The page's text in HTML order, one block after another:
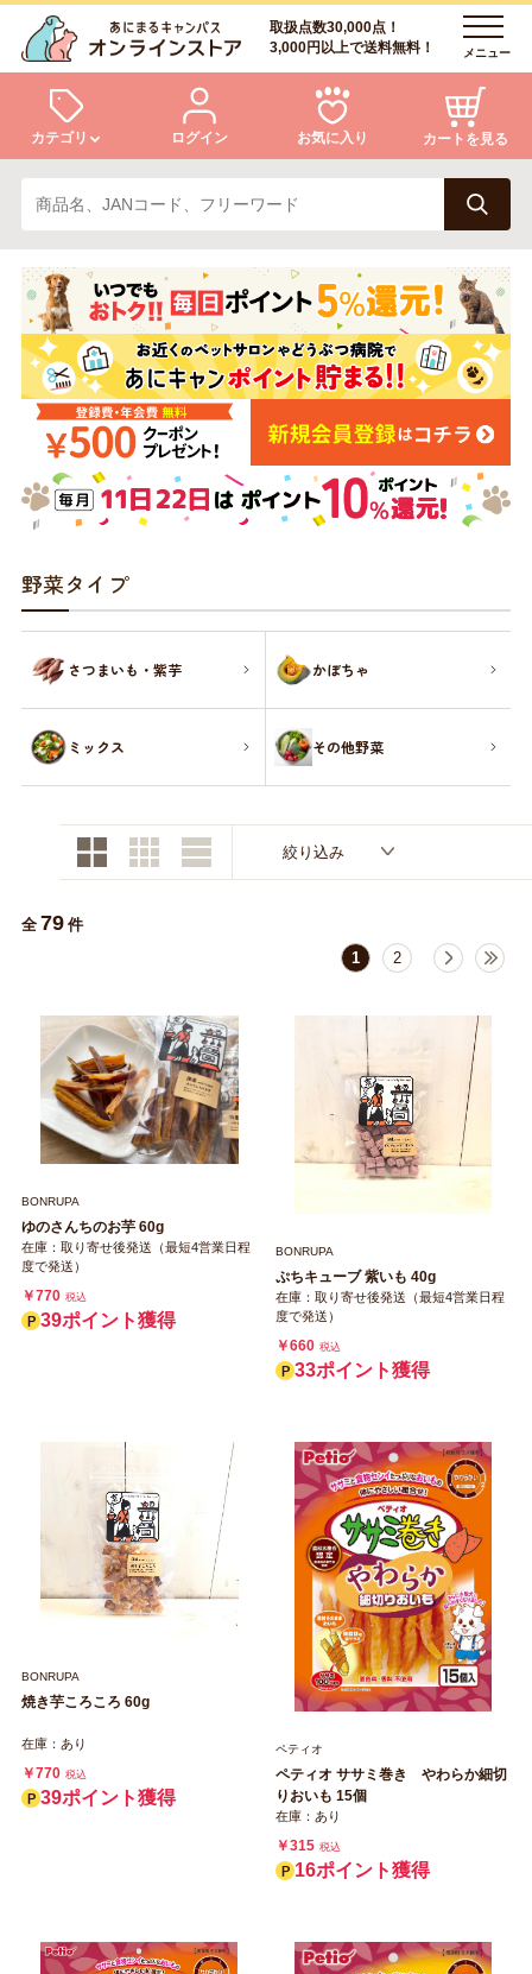
取扱点数30,000点！
3,000円以上で送料無料！
メニュー
カテゴリ
犬 猫
小動物・鳥 アクア・爬虫類・昆虫
ドッグフード キャットフード
美容・ケア用品 服・おさんぽ用品
日用品（デイリー）
トリマーグッズ シニアサポート
ログイン お気に入り カートを見る
ログイン
会員登録
あにまるキャンパスについて
アフターサービス
商品リクエスト
お問い合わせ
野菜タイプ
さつまいも・紫芋 かぼちゃ
ミックス その他野菜
絞り込み
全 79 件
1
2
BONRUPA
ゆのさんちのお芋 60g
在庫：取り寄せ後発送（最短4営業日程
度で発送）
￥770 税込
39ポイント獲得
BONRUPA
ぷちキューブ 紫いも 40g
在庫：取り寄せ後発送（最短4営業日程
度で発送）
￥660 税込
33ポイント獲得
BONRUPA
焼き芋ころころ 60g
在庫：あり
￥770 税込
39ポイント獲得
ペティオ
ペティオ ササミ巻き やわらか細切
りおいも 15個
在庫：あり
￥315 税込
16ポイント獲得